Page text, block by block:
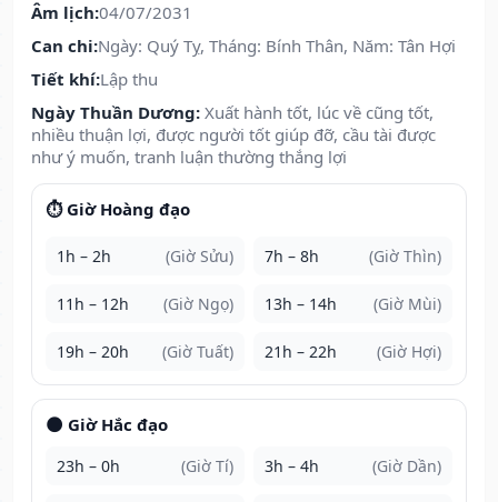
Âm lịch:04/07/2031
Can chi:Ngày: Quý Tỵ, Tháng: Bính Thân, Năm: Tân Hợi
Tiết khí:Lập thu
Ngày Thuần Dương: Xuất hành tốt, lúc về cũng tốt,
nhiều thuận lợi, được người tốt giúp đỡ, cầu tài được
như ý muốn, tranh luận thường thắng lợi
⏱️ Giờ Hoàng đạo
1h – 2h (Giờ Sửu) 7h – 8h (Giờ Thìn)
11h – 12h (Giờ Ngọ) 13h – 14h (Giờ Mùi)
19h – 20h (Giờ Tuất) 21h – 22h (Giờ Hợi)
🌑 Giờ Hắc đạo
23h – 0h (Giờ Tí) 3h – 4h (Giờ Dần)